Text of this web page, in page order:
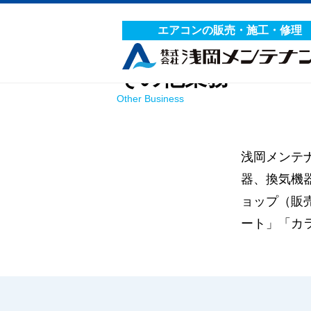
エアコンの販売・施工・修理
その他業務
Other Business
浅岡メンテ
器、換気機
ョップ（販
ート」「カ